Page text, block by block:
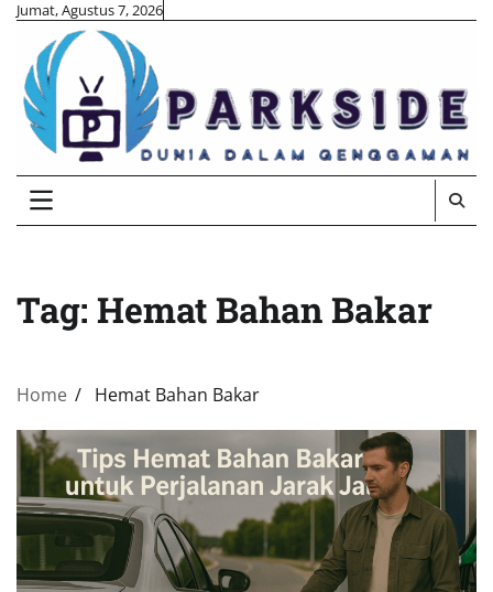
Skip
content
Jumat, Agustus 7, 2026
Tag: Hemat Bahan Bakar
Home Hemat Bahan Bakar